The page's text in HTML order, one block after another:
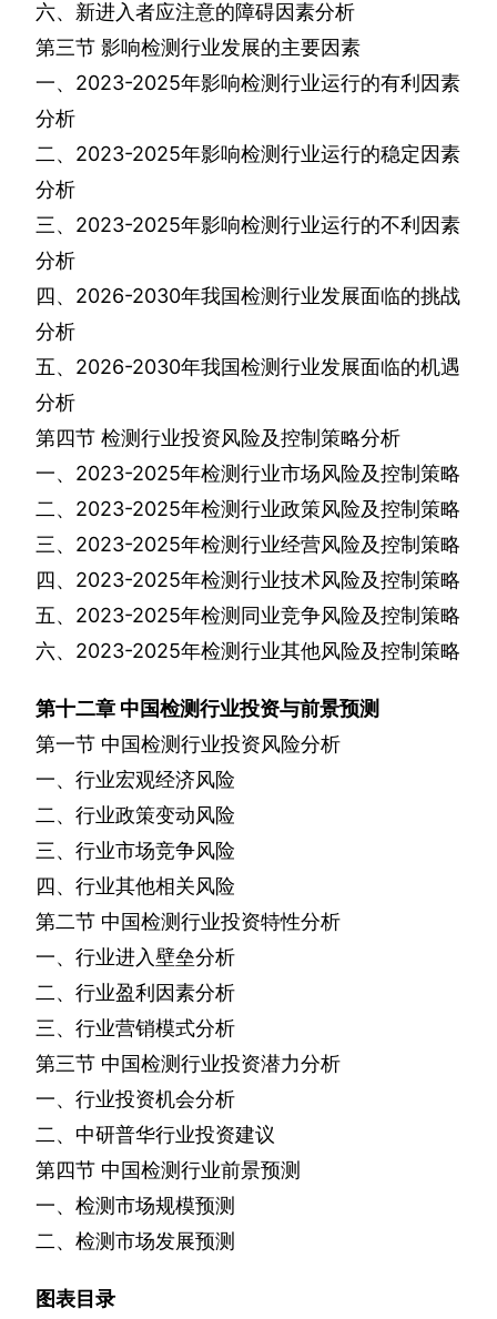
六、新进入者应注意的障碍因素分析
第三节 影响检测行业发展的主要因素
一、 2023-2025年影响检测行业运行的有利因素
分析
二、 2023-2025年影响检测行业运行的稳定因素
分析
三、 2023-2025年影响检测行业运行的不利因素
分析
四、 2026-2030年我国检测行业发展面临的挑战
分析
五、 2026-2030年我国检测行业发展面临的机遇
分析
第四节 检测行业投资风险及控制策略分析
一、 2023-2025年检测行业市场风险及控制策略
二、 2023-2025年检测行业政策风险及控制策略
三、 2023-2025年检测行业经营风险及控制策略
四、 2023-2025年检测行业技术风险及控制策略
五、 2023-2025年检测同业竞争风险及控制策略
六、 2023-2025年检测行业其他风险及控制策略
第十二章 中国检测行业投资与前景预测
第一节 中国检测行业投资风险分析
一、行业宏观经济风险
二、行业政策变动风险
三、行业市场竞争风险
四、行业其他相关风险
第二节 中国检测行业投资特性分析
一、行业进入壁垒分析
二、行业盈利因素分析
三、行业营销模式分析
第三节 中国检测行业投资潜力分析
一、行业投资机会分析
二、中研普华行业投资建议
第四节 中国检测行业前景预测
一、检测市场规模预测
二、检测市场发展预测
图表目录